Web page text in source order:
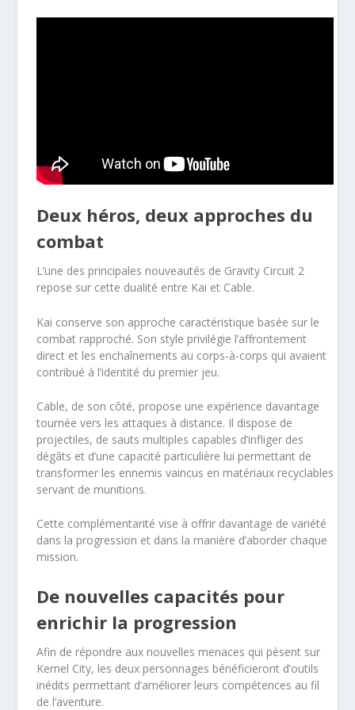
Deux héros, deux approches du
combat
L’une des principales nouveautés de Gravity Circuit 2
repose sur cette dualité entre Kai et Cable.
Kai conserve son approche caractéristique basée sur le
combat rapproché. Son style privilégie l’affrontement
direct et les enchaînements au corps-à-corps qui avaient
contribué à l’identité du premier jeu.
Cable, de son côté, propose une expérience davantage
tournée vers les attaques à distance. Il dispose de
projectiles, de sauts multiples capables d’infliger des
dégâts et d’une capacité particulière lui permettant de
transformer les ennemis vaincus en matériaux recyclables
servant de munitions.
Cette complémentarité vise à offrir davantage de variété
dans la progression et dans la manière d’aborder chaque
mission.
De nouvelles capacités pour
enrichir la progression
Afin de répondre aux nouvelles menaces qui pèsent sur
Kernel City, les deux personnages bénéficieront d’outils
inédits permettant d’améliorer leurs compétences au fil
de l’aventure.